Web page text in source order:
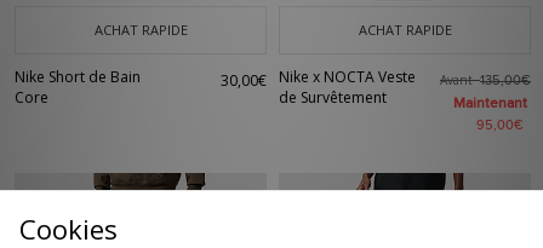
ACHAT RAPIDE
Nike Short de Bain
Core
30,00€
ACHAT RAPIDE
Nike x NOCTA Veste
de Survêtement
Avant135,00€
Maintenant
95,00€
Cookies